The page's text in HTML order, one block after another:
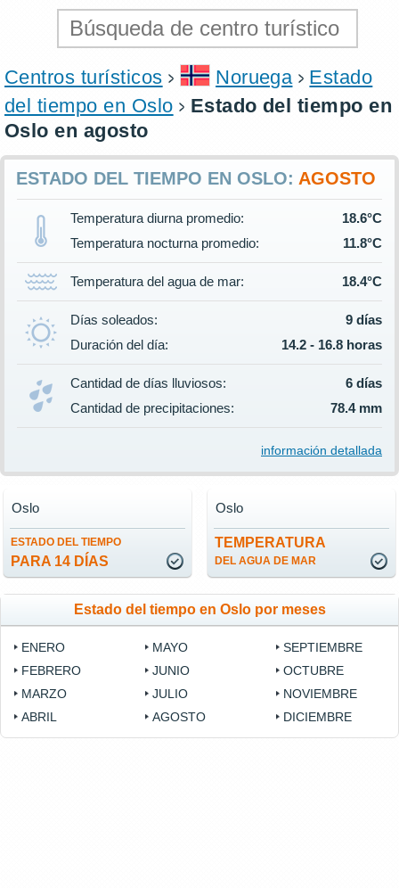
Centros turísticos Noruega
Estado
del tiempo en Oslo
Estado del tiempo en
Oslo en agosto
ESTADO DEL TIEMPO EN OSLO: AGOSTO
Temperatura diurna promedio:
18.6°C
Temperatura nocturna promedio:
11.8°C
Temperatura del agua de mar: 18.4°C
Días soleados:
9 días
Duración del día:
14.2 - 16.8 horas
Cantidad de días lluviosos:
6 días
Cantidad de precipitaciones:
78.4 mm
información detallada
ESTADO DEL TIEMPO
PARA 14 DÍAS
Oslo
TEMPERATURA
DEL AGUA DE MAR
Oslo
Estado del tiempo en Oslo por meses
ENERO
FEBRERO
MARZO
ABRIL
MAYO
JUNIO
JULIO
AGOSTO
SEPTIEMBRE
OCTUBRE
NOVIEMBRE
DICIEMBRE